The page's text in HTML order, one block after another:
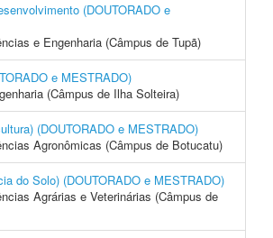
(DOUTORADO e
e Engenharia (Câmpus de Tupã)
e MESTRADO)
(Câmpus de Ilha Solteira)
(DOUTORADO e MESTRADO)
Agronômicas (Câmpus de Botucatu)
do Solo) (DOUTORADO e MESTRADO)
Agrárias e Veterinárias (Câmpus de